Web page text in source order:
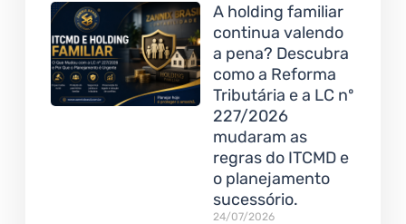
A holding familiar
continua valendo
a pena? Descubra
como a Reforma
Tributária e a LC nº
227/2026
mudaram as
regras do ITCMD e
o planejamento
sucessório.
24/07/2026